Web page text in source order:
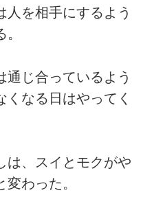
人を相手にするよう
通じ合っているよう
なる日はやってく
は、スイとモクがや
わった。